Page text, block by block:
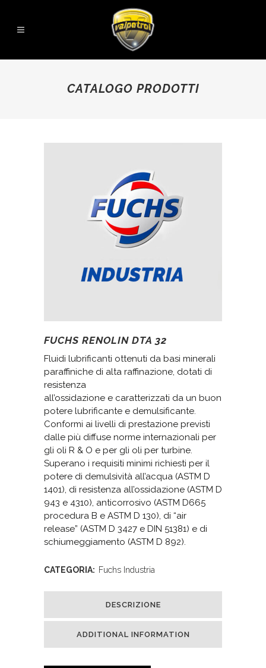
CATALOGO PRODOTTI
FUCHS RENOLIN DTA 32
Fluidi lubrificanti ottenuti da basi minerali
paraffiniche di alta raffinazione, dotati di
resistenza
all’ossidazione e caratterizzati da un buon
potere lubrificante e demulsificante.
Conformi ai livelli di prestazione previsti
dalle più diffuse norme internazionali per
gli oli R & O e per gli oli per turbine.
Superano i requisiti minimi richiesti per il
potere di demulsività all’acqua (ASTM D
1401), di resistenza all’ossidazione (ASTM D
943 e 4310), anticorrosivo (ASTM D665
procedura B e ASTM D 130), di “air
release” (ASTM D 3427 e DIN 51381) e di
schiumeggiamento (ASTM D 892).
CATEGORIA: Fuchs Industria
DESCRIZIONE
ADDITIONAL INFORMATION